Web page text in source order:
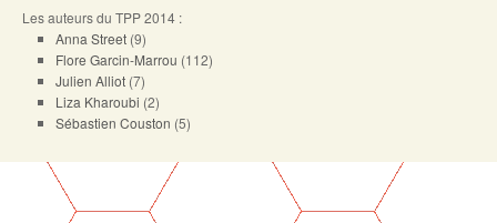
Les auteurs du TPP 2014 :
Anna Street (9)
Flore Garcin-Marrou (112)
Julien Alliot (7)
Liza Kharoubi (2)
Sébastien Couston (5)